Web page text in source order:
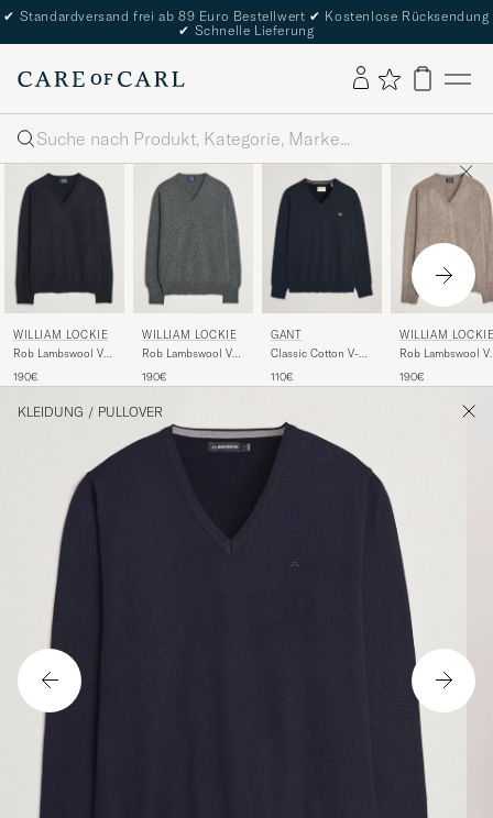
✔ Standardversand frei ab 89 Euro Bestellwert ✔ Kostenlose Rücksendung
✔ Schnelle Lieferung
Suche
WILLIAM LOCKIE
Rob Lambswool V-
190€
WILLIAM LOCKIE
Rob Lambswool V-
190€
GANT
Classic Cotton V-
110€
WILLIAM
Rob Lambswool V-
190€
KLEIDUNG / PULLOVER